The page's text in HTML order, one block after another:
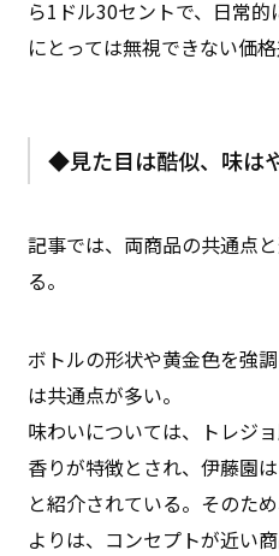
ら1ドル30セントで、日常
にとっては無視できない価格
◆見た目は酷似、味は
記事では、両商品の共通点
る。
ボトルの形状や黄金色を強
は共通点が多い。
味わいについては、トレジ
香りが特徴とされ、伊藤園
と紹介されている。そのた
よりは、コンセプトが近い